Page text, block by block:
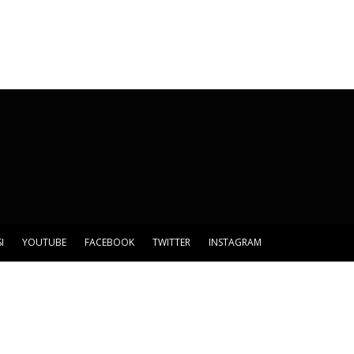
YOUTUBE FACEBOOK TWITTER INSTAGRAM